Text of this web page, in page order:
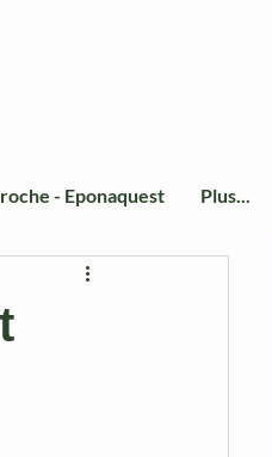
- Eponaquest Plus...